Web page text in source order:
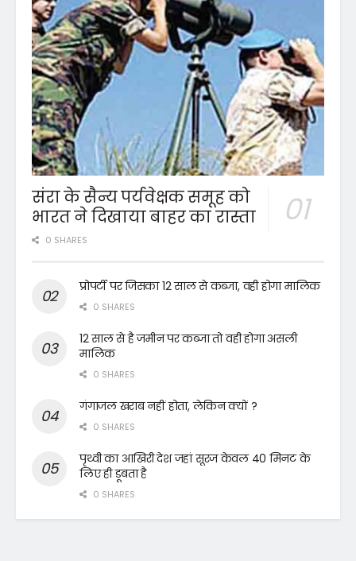
संरा के सैन्य पर्यवेक्षक समूह को
भारत ने दिखाया बाहर का रास्ता
0 SHARES
प्रोपर्टी पर जिसका 12 साल से कब्जा, वही होगा मालिक
0 SHARES
12 साल से है जमीन पर कब्जा तो वही होगा असली
मालिक
0 SHARES
गंगाजल खराब नहीं होता, लेकिन क्यों ?
0 SHARES
पृथ्वी का आखिरी देश जहां सूरज केवल 40 मिनट के
लिए ही डूबता है
0 SHARES